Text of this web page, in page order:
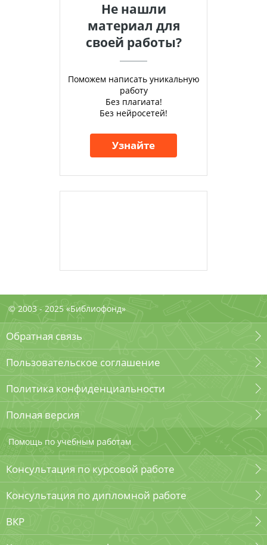
Не нашли
материал для
своей работы?
Поможем написать уникальную
работу
Без плагиата!
Без нейросетей!
Узнайте
© 2003 - 2025 «Библиофонд»
Обратная связь
Пользовательское соглашение
Политика конфиденциальности
Полная версия
Помощь по учебным работам
Консультация по курсовой работе
Консультация по дипломной работе
ВКР